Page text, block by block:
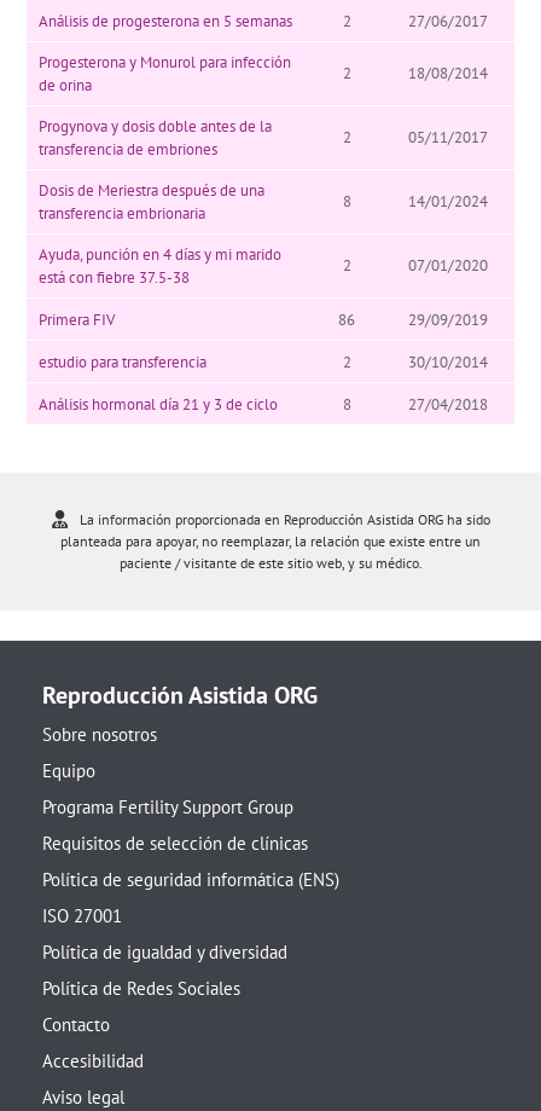
Análisis de progesterona en 5 semanas 2
27/06/2017
Progesterona y Monurol para infección
de orina
2 18/08/2014
Progynova y dosis doble antes de la
transferencia de embriones
2 05/11/2017
Dosis de Meriestra después de una
transferencia embrionaria
8 14/01/2024
Ayuda, punción en 4 días y mi marido
está con fiebre 37.5-38
2 07/01/2020
Primera FIV 86 29/09/2019
estudio para transferencia 2 30/10/2014
Análisis hormonal día 21 y 3 de ciclo 8 27/04/2018
La información proporcionada en Reproducción Asistida ORG ha sido
planteada para apoyar, no reemplazar, la relación que existe entre un
paciente / visitante de este sitio web, y su médico.
Reproducción Asistida ORG
Sobre nosotros
Equipo
Programa Fertility Support Group
Requisitos de selección de clínicas
Política de seguridad informática (ENS)
ISO 27001
Política de igualdad y diversidad
Política de Redes Sociales
Contacto
Accesibilidad
Aviso legal